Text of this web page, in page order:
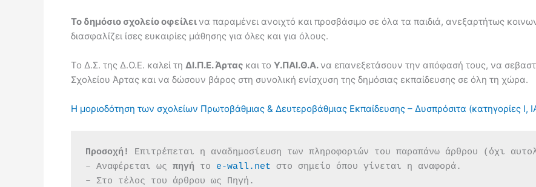
Το δημόσιο σχολείο οφείλεινα παραμένει ανοιχτό και προσβάσιμο σε όλα τα παιδιά, ανεξαρτήτως
διασφαλίζει ίσες ευκαιρίες μάθησης για όλες και για όλους.
Το Δ.Σ. της Δ.Ο.Ε. καλεί τη ΔΙ.Π.Ε. Άρτας και το Υ.ΠΑΙ.Θ.Α.να επανεξετάσουν την απόφασή τους, να
Σχολείου Άρτας και να δώσουν βάρος στη συνολική ενίσχυση της δημόσιας εκπαίδευσης σε όλη τη χώρα.
Η μοριοδότηση των σχολείων Πρωτοβάθμιας & Δευτεροβάθμιας Εκπαίδευσης – Δυσπρόσιτα (κατηγορίες Ι,
Προσοχή!
Επιτρέπεται η αναδημοσίευση των πληροφοριών του παραπάνω άρθρου (όχι
– Αναφέρεται ως πηγή το e-wall.net στο σημείο όπου γίνεται η αναφορά.
– Στο τέλος του άρθρου ως Πηγή.